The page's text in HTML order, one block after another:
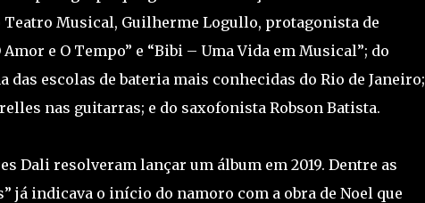
Musical, Guilherme Logullo, protagonista de
e O Tempo” e “Bibi – Uma Vida em Musical”; do
das escolas de bateria mais conhecidas do Rio de Janeiro;
nas guitarras; e do saxofonista Robson Batista.
Dali resolveram lançar um álbum em 2019. Dentre as
já indicava o início do namoro com a obra de Noel que